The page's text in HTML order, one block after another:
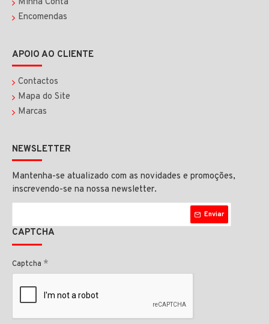
Encomendas
APOIO AO CLIENTE
Contactos
Mapa do Site
Marcas
NEWSLETTER
Mantenha-se atualizado com as novidades e promoções,
inscrevendo-se na nossa newsletter.
Enviar
CAPTCHA
Captcha